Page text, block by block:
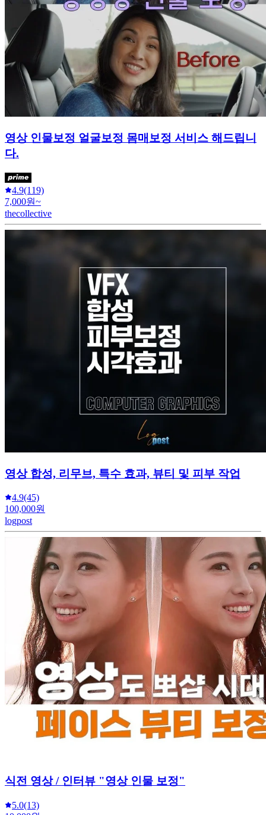
영상 인물보정 얼굴보정 몸매보정 서비스 해드립니
다.
4.9(119)
7,000원~
thecollective
영상 합성, 리무브, 특수 효과, 뷰티 및 피부 작업
4.9(45)
100,000원
logpost
식전 영상 / 인터뷰 "영상 인물 보정"
5.0(13)